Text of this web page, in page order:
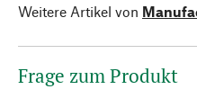
Weitere Artikel von
Frage zum Produkt